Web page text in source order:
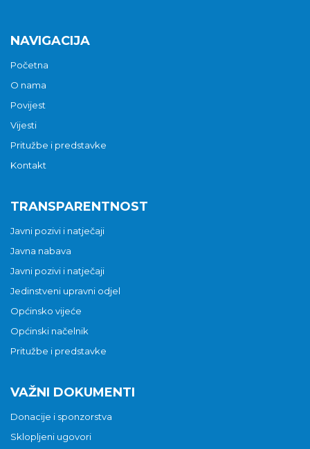
NAVIGACIJA
Početna
O nama
Povijest
Vijesti
Pritužbe i predstavke
Kontakt
TRANSPARENTNOST
Javni pozivi i natječaji
Javna nabava
Javni pozivi i natječaji
Jedinstveni upravni odjel
Općinsko vijeće
Općinski načelnik
Pritužbe i predstavke
VAŽNI DOKUMENTI
Donacije i sponzorstva
Sklopljeni ugovori